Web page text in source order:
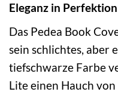
Eleganz in
Das Pedea Book
sein schlichtes, aber
tiefschwarze Farbe
Lite einen Hauch